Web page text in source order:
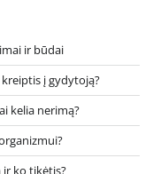
ir būdai
į gydytoją?
kelia nerimą?
ko tikėtis?